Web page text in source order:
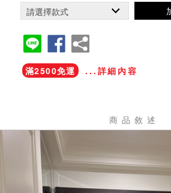
滿2500免運 ...詳細內容
商品敘述